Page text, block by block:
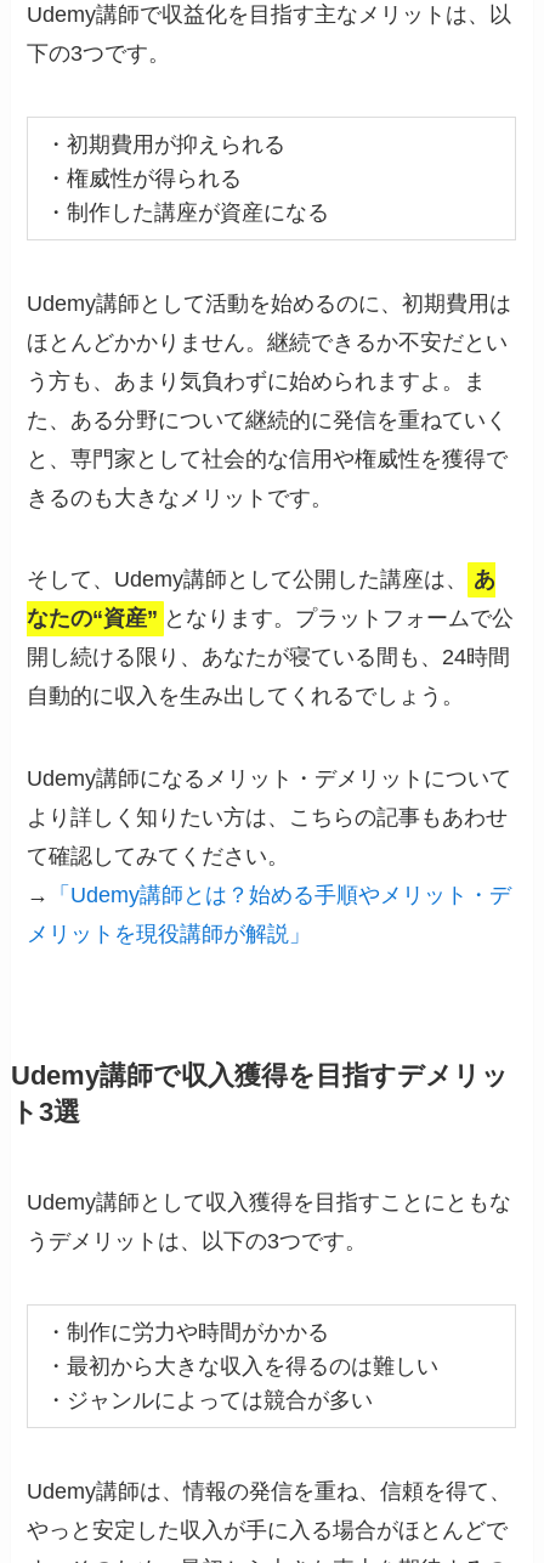
Udemy講師で収益化を目指す主なメリットは、以
下の3つです。
・初期費用が抑えられる
・権威性が得られる
・制作した講座が資産になる
Udemy講師として活動を始めるのに、初期費用は
ほとんどかかりません。継続できるか不安だとい
う方も、あまり気負わずに始められますよ。ま
た、ある分野について継続的に発信を重ねていく
と、専門家として社会的な信用や権威性を獲得で
きるのも大きなメリットです。
そして、Udemy講師として公開した講座は、
あ
なたの“資産” となります。プラットフォームで公
開し続ける限り、あなたが寝ている間も、24時間
自動的に収入を生み出してくれるでしょう。
Udemy講師になるメリット・デメリットについて
より詳しく知りたい方は、こちらの記事もあわせ
て確認してみてください。
→
「Udemy講師とは？始める手順やメリット・デ
メリットを現役講師が解説」
Udemy講師で収入獲得を目指すデメリッ
ト3選
Udemy講師として収入獲得を目指すことにともな
うデメリットは、以下の3つです。
・制作に労力や時間がかかる
・最初から大きな収入を得るのは難しい
・ジャンルによっては競合が多い
Udemy講師は、情報の発信を重ね、信頼を得て、
やっと安定した収入が手に入る場合がほとんどで